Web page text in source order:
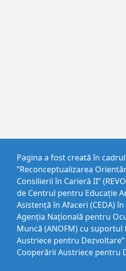
Pagina a fost creată în
”Reconceptualizarea
Consilierii în Carieră II”
de Centrul pentru Educaţie
Asistenţă în Afaceri (CEDA)
Agenția Națională pentru
Muncă (ANOFM) cu suportul
Austriece pentru
Cooperării Austriece pentru